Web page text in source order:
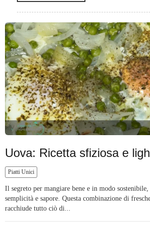
Uova: Ricetta sfiziosa e
Piatti Unici
Il segreto per mangiare bene e in modo
semplicità e sapore. Questa combinazione di
racchiude tutto ciò di...